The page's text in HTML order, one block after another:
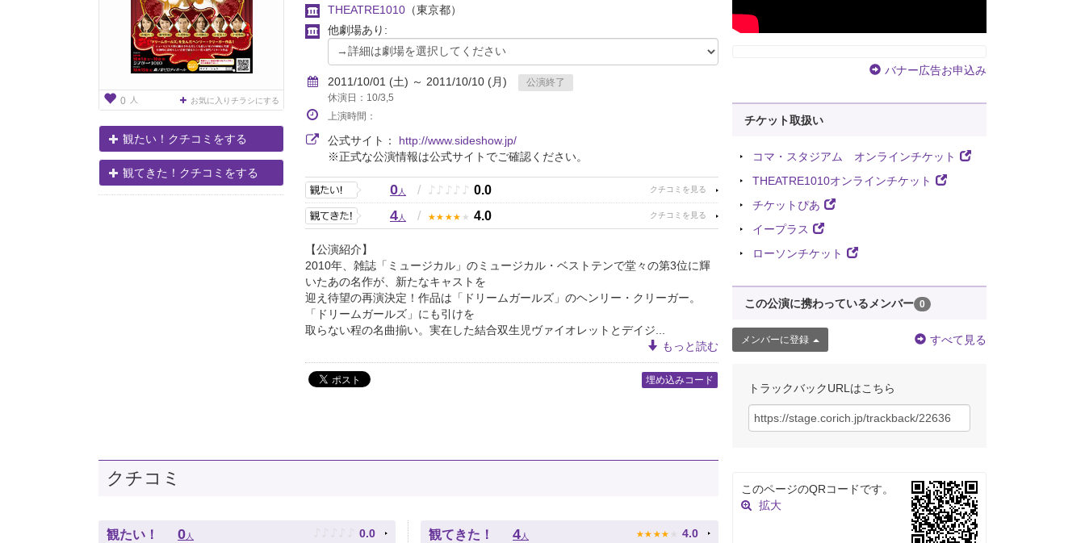
0 人 お気に入りチラシにする
観たい！クチコミをする
観てきた！クチコミをする
THEATRE1010 （東京都）
他劇場あり:
2011/10/01 (土) ～ 2011/10/10 (月)
公演終了
休演日：10/3,5
上演時間：
公式サイト： http://www.sideshow.jp/
※正式な公演情報は公式サイトでご確認ください。
0人 / ♪ ♪ ♪ ♪ ♪ 0.0
4人 / ★ ★ ★ ★ ★ 4.0
【公演紹介】
2010年、雑誌「ミュージカル」のミュージカル・ベストテンで堂々の第3位に輝
いたあの名作が、新たなキャストを
迎え待望の再演決定！作品は「ドリームガールズ」のヘンリー・クリーガー。
「ドリームガールズ」にも引けを
取らない程の名曲揃い。実在した結合双生児ヴァイオレットとデイジ...
もっと読む
埋め込みコード
クチコミ
観たい！ 0 人 ♪ ♪ ♪ ♪ ♪ 0.0 観てきた！ 4 人 ★ ★ ★ ★ ★ 4.0
バナー広告お申込み
チケット取扱い
コマ・スタジアム オンラインチケット
THEATRE1010オンラインチケット
チケットぴあ
イープラス
ローソンチケット
この公演に携わっているメンバー 0
メンバーに登録 すべて見る
トラックバックURLはこちら
このページのQRコードです。
拡大